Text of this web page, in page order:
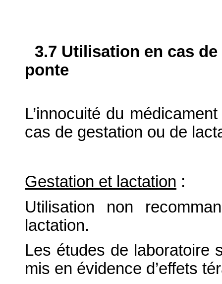
3.7 Utilisation en cas
ponte
L’innocuité du
cas de gestation ou de
Gestation et lactation :
Utilisation non
lactation.
Les études de laboratoire
mis en évidence d’effets